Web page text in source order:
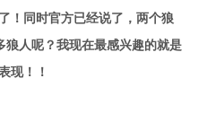
！同时官方已经说了，两个狼
狼人呢？我现在最感兴趣的就是
现！！